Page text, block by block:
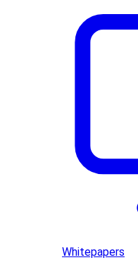
Whitepapers